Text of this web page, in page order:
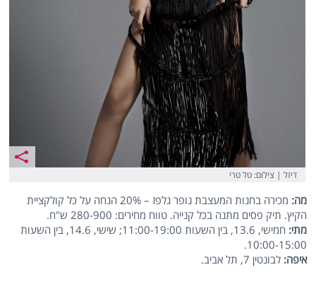
דיזל | צילום: טל טרי
מה:
מכירה בחנות המעצבת נופר גלפז – 20% הנחה על כל קולקציית
הקיץ. תיק פסים מתנה בכל קנייה. טווח מחירים: 280-900 ש"ח.
מתי:
חמישי, 13.6, בין השעות 11:00-19:00; שישי, 14.6, בין השעות
10:00-15:00.
איפה:לבונטין 7, תל אביב.